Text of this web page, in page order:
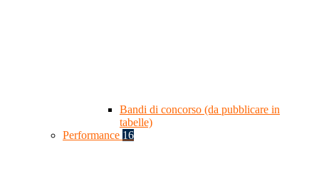
Bandi di concorso (da pubblicare in
tabelle)
Performance 16